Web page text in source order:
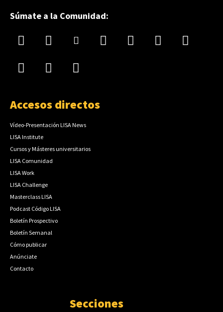
Súmate a la Comunidad:
Accesos directos
Vídeo-Presentación LISA News
LISA Institute
Cursos y Másteres universitarios
LISA Comunidad
LISA Work
LISA Challenge
Masterclass LISA
Podcast Código LISA
Boletín Prospectivo
Boletín Semanal
Cómo publicar
Anúnciate
Contacto
Secciones